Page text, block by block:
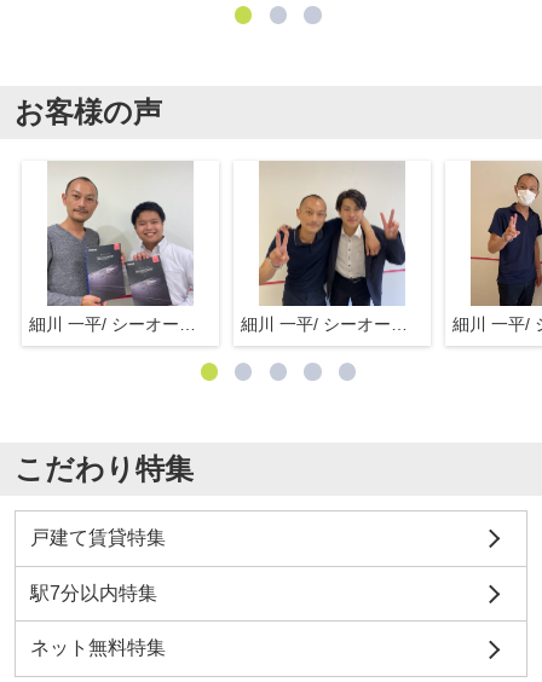
お客様の声
細川 一平/ シーオーエム(株) 細川 一平/ シーオーエム(株)
こだわり特集
戸建て賃貸特集
駅7分以内特集
ネット無料特集